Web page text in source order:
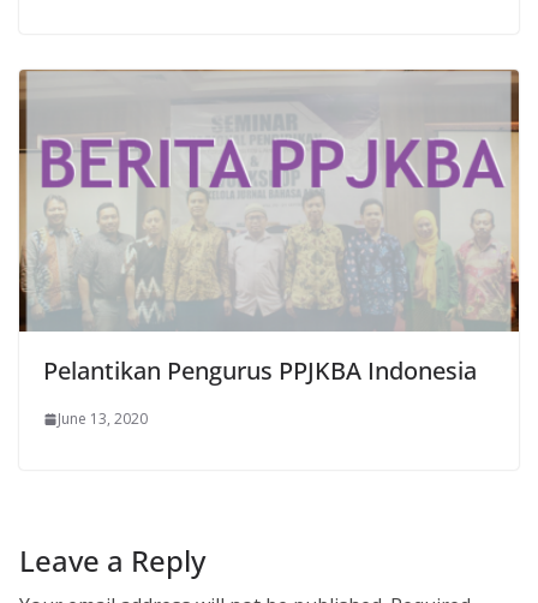
Pelantikan Pengurus PPJKBA Indonesia
June 13, 2020
Leave a Reply